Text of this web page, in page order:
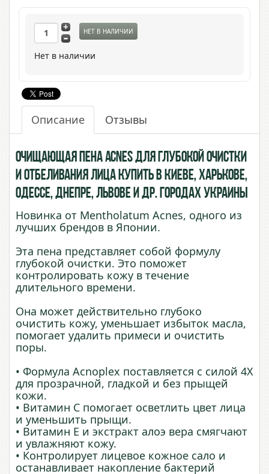
НЕТ В НАЛИЧИИ
Нет в наличии
Описание Отзывы
Очищающая пена Acnes для глубокой очистки
и отбеливания лица купить в Киеве, Харькове,
Одессе, Днепре, Львове и др. городах Украины
Новинка от Mentholatum Acnes, одного из
лучших брендов в Японии.
Эта пена представляет собой формулу
глубокой очистки. Это поможет
контролировать кожу в течение
длительного времени.
Она может действительно глубоко
очистить кожу, уменьшает избыток масла,
помогает удалить примеси и очистить
поры.
• Формула Acnoplex поставляется с силой 4X
для прозрачной, гладкой и без прыщей
кожи.
• Витамин С помогает осветлить цвет лица
и уменьшить прыщи.
• Витамин Е и экстракт алоэ вера смягчают
и увлажняют кожу.
• Контролирует лицевое кожное сало и
останавливает накопление бактерий